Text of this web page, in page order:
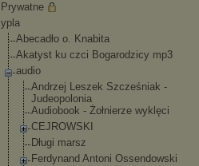
Prywatne
ypla
Abecadło o. Knabita
Akatyst ku czci Bogarodzicy mp3
audio
Andrzej Leszek Szcześniak -
Judeopolonia
Audiobook - Żołnierze wyklęci
CEJROWSKI
Długi marsz
Ferdynand Antoni Ossendowski